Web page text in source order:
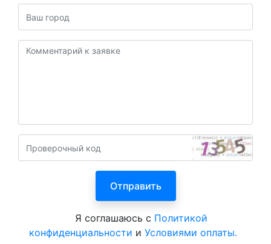
Я соглашаюсь с Политикой
конфиденциальности и Условиями оплаты.